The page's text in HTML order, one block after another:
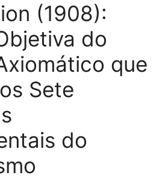
(1908):
do
que
Sete
do